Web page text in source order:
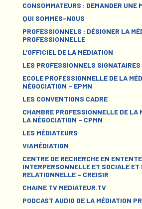
CONSOMMATEURS : DEMANDER UNE
QUI SOMMES-NOUS
PROFESSIONNELS : DÉSIGNER LA
PROFESSIONNELLE
L’OFFICIEL DE LA MÉDIATION
LES PROFESSIONNELS SIGNATAIRES
ECOLE PROFESSIONNELLE DE LA
NÉGOCIATION – EPMN
LES CONVENTIONS CADRE
CHAMBRE PROFESSIONNELLE DE LA
LA NÉGOCIATION – CPMN
LES MÉDIATEURS
VIAMÉDIATION
CENTRE DE RECHERCHE EN ENTENTE
INTERPERSONNELLE ET SOCIALE ET
RELATIONNELLE – CREISIR
CHAINE TV MEDIATEUR.TV
PODCAST AUDIO DE LA MÉDIATION